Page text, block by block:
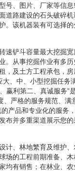
号、图片、厂家等信
道路建设的石头破碎
。该机器装有可选择
速铲斗容量最大挖掘
从事挖掘作业有多历
，及土方工程承包，
、中、小型挖掘任务
赢利第二、真诚服务”
、严格的服务规范、满
产品和专业化的服务
布并多重渠道展示您
计、林地繁育及维护
场的工程前期准备、
均有销售；在林业、